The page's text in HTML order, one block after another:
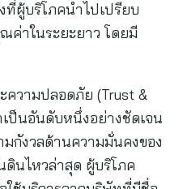
ที่ผู้บริโภคนำไปเปรียบ
ค่าในระยะยาว โดยมี
ความปลอดภัย (Trust &
ป็นอันดับหนึ่งอย่างชัดเจน
กังวลด้านความมั่นคงของ
ดินไหวล่าสุด ผู้บริโภค